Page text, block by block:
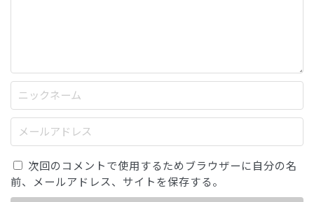
次回のコメントで使用するためブラウザーに自分の名
前、メールアドレス、サイトを保存する。